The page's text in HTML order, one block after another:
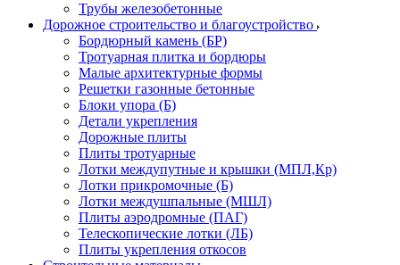
Трубы железобетонные
Дорожное строительство и благоустройство
Бордюрный камень (БР)
Тротуарная плитка и бордюры
Малые архитектурные формы
Решетки газонные бетонные
Блоки упора (Б)
Детали укрепления
Дорожные плиты
Плиты тротуарные
Лотки междупутные и крышки (МПЛ,Кр)
Лотки прикромочные (Б)
Лотки междушпальные (МШЛ)
Плиты аэродромные (ПАГ)
Телескопические лотки (ЛБ)
Плиты укрепления откосов